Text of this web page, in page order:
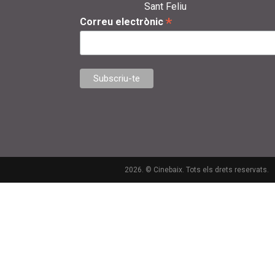
Sant Feliu
Correu electrònic *
2026. © Cinebaix. Tots els drets reservats.